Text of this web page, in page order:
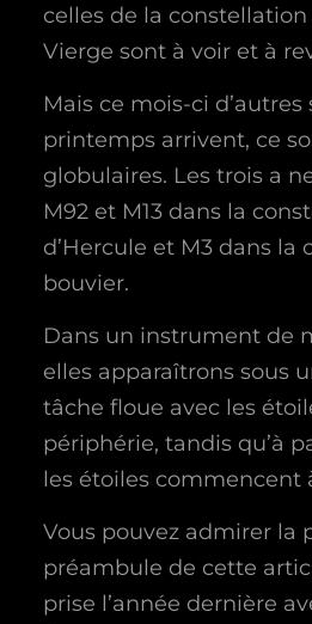
celles de la
Vierge sont à voir et à
Mais ce mois-ci d’autres
printemps arrivent, ce
globulaires. Les trois a
M92 et M13 dans la
d’Hercule et M3 dans la
bouvier.
Dans un instrument de
elles apparaîtrons sous
tâche floue avec les
périphérie, tandis qu’à
les étoiles commencent
Vous pouvez admirer la
préambule de cette
prise l’année dernière